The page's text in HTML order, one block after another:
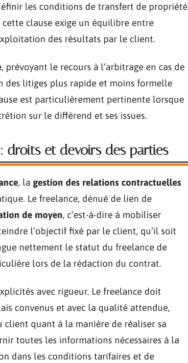
les conditions de transfert de propriété
clause exige un équilibre entre
des résultats par le client.
, prévoyant le recours à l’arbitrage en cas de
des litiges plus rapide et moins formelle
est particulièrement pertinente lorsque
sur le différend et ses issues.
droits et devoirs des parties
, la gestion des relations contractuelles
Le freelance, dénué de lien de
de moyen, c’est-à-dire à mobiliser
l’objectif fixé par le client, qu’il soit
nettement le statut du freelance de
lors de la rédaction du contrat.
avec rigueur. Le freelance doit
convenus et avec la qualité attendue,
quant à la manière de réaliser sa
toutes les informations nécessaires à la
dans les conditions tarifaires et de